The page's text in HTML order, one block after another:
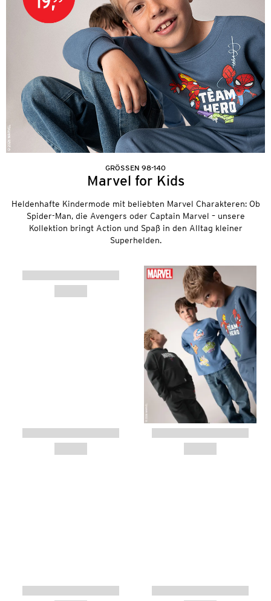
GRÖSSEN 98-140
Marvel for Kids
Heldenhafte Kindermode mit beliebten Marvel Charakteren: Ob
Spider-Man, die Avengers oder Captain Marvel – unsere
Kollektion bringt Action und Spaß in den Alltag kleiner
Superhelden.